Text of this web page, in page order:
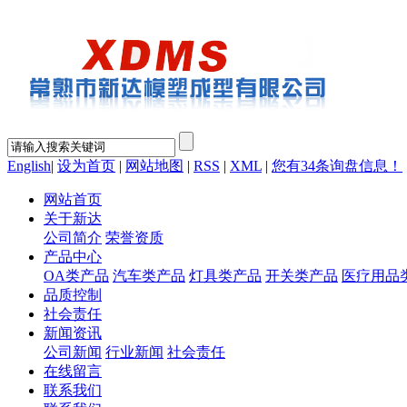
English| 设为首页 | 网站地图 | RSS | XML | 您有34条询盘信息！
网站首页
关于新达
公司简介 荣誉资质
产品中心
OA类产品 汽车类产品 灯具类产品 开关类产品 医疗用品
品质控制
社会责任
新闻资讯
公司新闻 行业新闻 社会责任
在线留言
联系我们